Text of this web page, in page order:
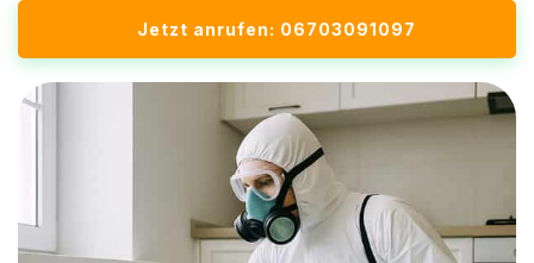
Jetzt anrufen: 06703091097